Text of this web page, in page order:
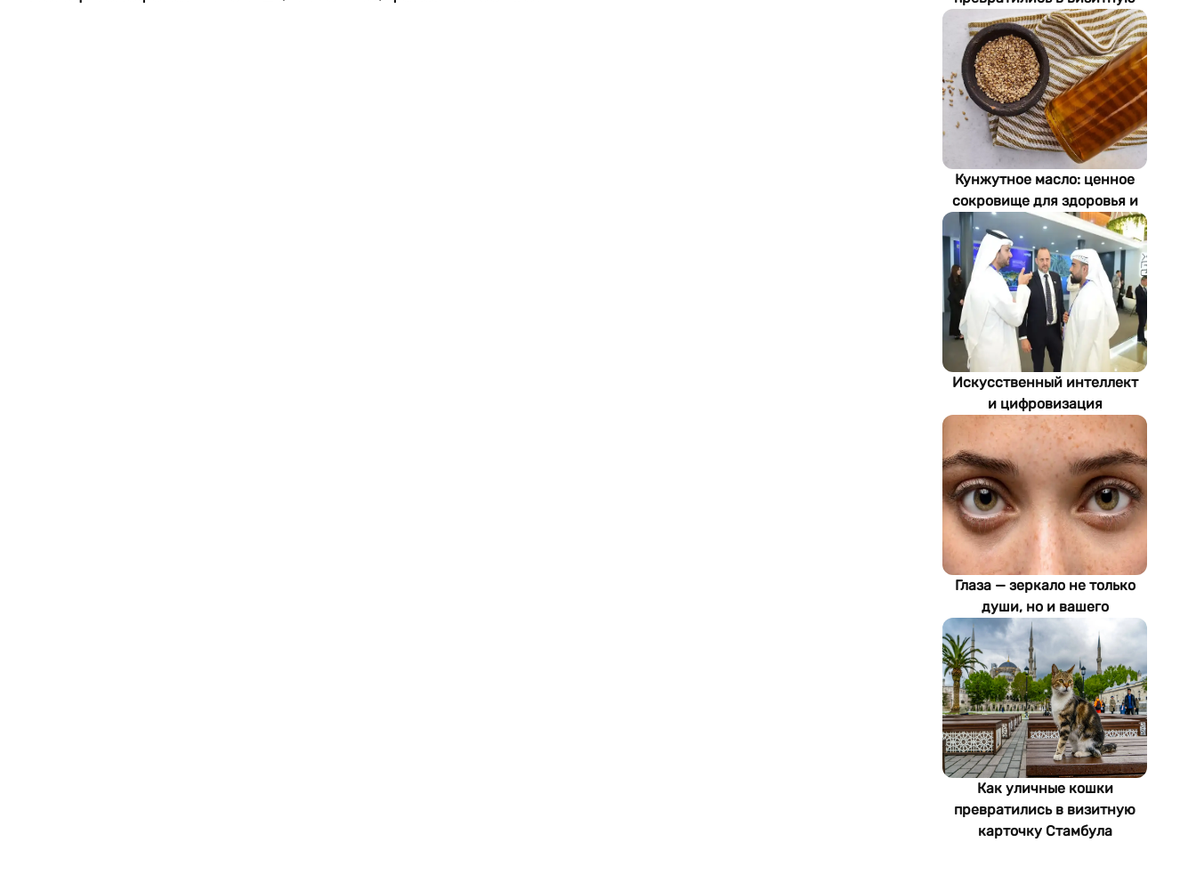
карточку Стамбула
Кунжутное масло: ценное
сокровище для здоровья и
экономики Туркменистана
Искусственный интеллект
и цифровизация
определяют будущее
энергетики
Туркменистана
Глаза — зеркало не только
души, но и вашего
здоровья: как ИИ находит
болезни по фотографии
Как уличные кошки
превратились в визитную
карточку Стамбула